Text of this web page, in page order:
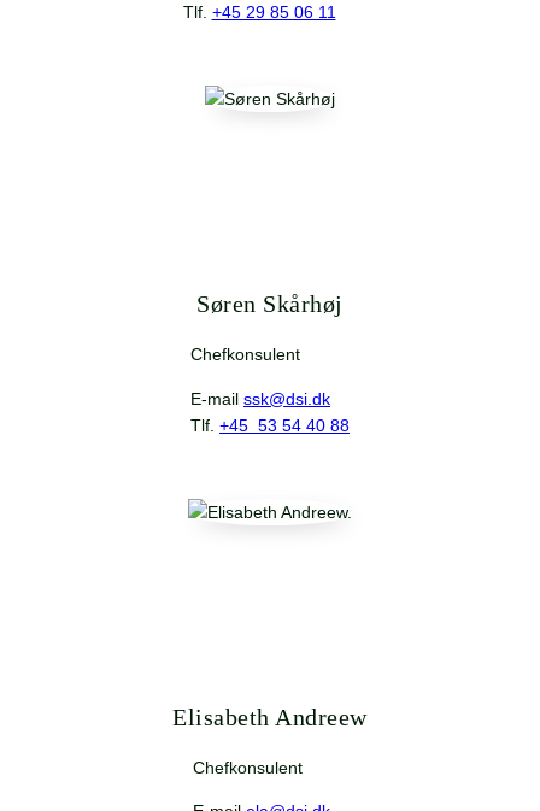
Tlf. +45 29 85 06 11
Søren Skårhøj
Chefkonsulent
E-mail ssk@dsi.dk
Tlf. +45 53 54 40 88
Elisabeth Andreew
Chefkonsulent